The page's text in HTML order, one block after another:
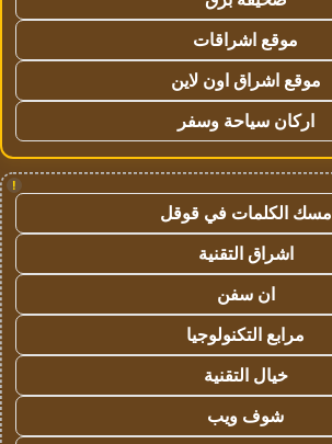
موقع اشراقات
موقع اشراق اون لاين
اركان سياحة وسفر
!
مسك الكلمات في قوقل
اشراق التقنية
ان سفن
مرابع التكنولوجيا
خيال التقنية
شوف ويب